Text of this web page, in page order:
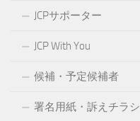
JCPサポーター
JCP With You
候補・予定候補者
署名用紙・訴えチラシ